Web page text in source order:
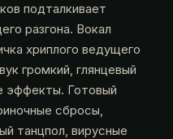
подталкивает
разгона. Вокал
хриплого ведущего
громкий, глянцевый
эффекты. Готовый
сбросы,
танцпол, вирусные